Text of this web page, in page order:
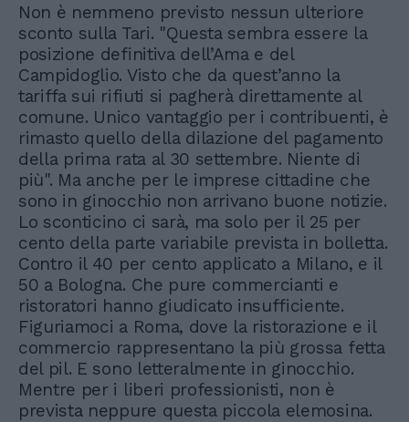
Non è nemmeno previsto nessun ulteriore
sconto sulla Tari. "Questa sembra essere la
posizione definitiva dell’Ama e del
Campidoglio. Visto che da quest’anno la
tariffa sui rifiuti si pagherà direttamente al
comune. Unico vantaggio per i contribuenti, è
rimasto quello della dilazione del pagamento
della prima rata al 30 settembre. Niente di
più". Ma anche per le imprese cittadine che
sono in ginocchio non arrivano buone notizie.
Lo sconticino ci sarà, ma solo per il 25 per
cento della parte variabile prevista in bolletta.
Contro il 40 per cento applicato a Milano, e il
50 a Bologna. Che pure commercianti e
ristoratori hanno giudicato insufficiente.
Figuriamoci a Roma, dove la ristorazione e il
commercio rappresentano la più grossa fetta
del pil. E sono letteralmente in ginocchio.
Mentre per i liberi professionisti, non è
prevista neppure questa piccola elemosina.